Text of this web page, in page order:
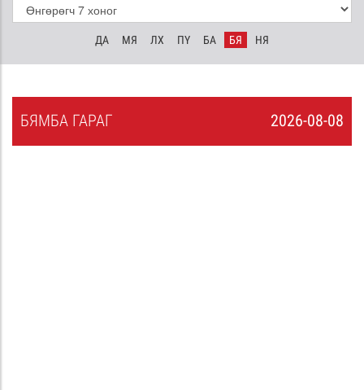
ДА МЯ ЛХ ПҮ БА БЯ НЯ
2026-08-08
БЯМБА ГАРАГ